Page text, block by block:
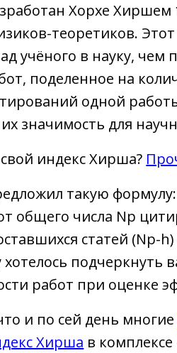
Хорхе Хиршем
теоретиков.
учёного в науку, чем
поделенное на
одной
значимость для
индекс Хирша?
такую
общего числа Nр
статей (Np-
подчеркнуть
работ при оценке
и по сей день многие
Хирша в